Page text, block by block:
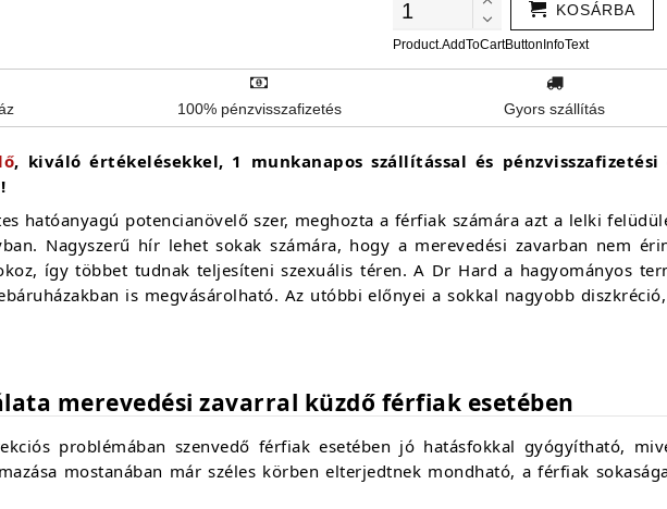
KOSÁRBA
Product.AddToCartButtonInfoText
100% pénzvisszafizetés Gyors szállítás
, kiváló értékelésekkel, 1 munkanapos szállítással és
hatóanyagú potencianövelő szer, meghozta a férfiak számára azt a lelki
Nagyszerű hír lehet sokak számára, hogy a merevedési zavarban nem
így többet tudnak teljesíteni szexuális téren. A Dr Hard a hagyományos
is megvásárolható. Az utóbbi előnyei a sokkal nagyobb
merevedési zavarral küzdő férfiak esetében
problémában szenvedő férfiak esetében jó hatásfokkal gyógyítható,
mostanában már széles körben elterjedtnek mondható, a férfiak